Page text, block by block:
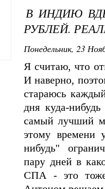
В ИНДИЮ
РУБЛЕЙ.
Понедельник, 23
Я считаю, что
И наверно,
стараюсь
дня куда-
самый лучший
этому времени
нибудь"
пару дней в
СПА - это